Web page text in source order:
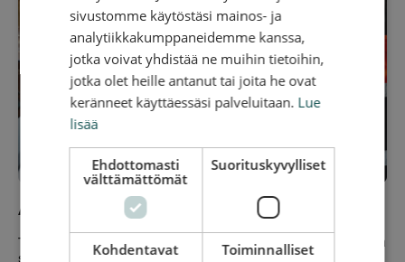
Auton ovet lukossa ja avaimet sisällä
Tiepalvelun ammattilainen on myös autojen lukkoseppä, joka
saa lukkiutuneet ovet useimmiten auki. Katso ohjeet mitä
sivustomme käytöstäsi mainos- ja
analytiikkakumppaneidemme kanssa,
jotka voivat yhdistää ne muihin tietoihin,
jotka olet heille antanut tai joita he ovat
keränneet käyttäessäsi palveluitaan. Lue
lisää
Ehdottomasti
välttämättömät
Suorituskyvylliset
Kohdentavat Toiminnalliset